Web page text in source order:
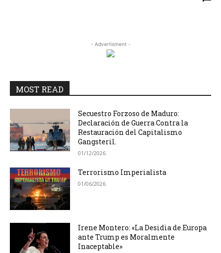
- Advertisment -
MOST READ
Secuestro Forzoso de Maduro:
Declaración de Guerra Contra la
Restauración del Capitalismo
Gangsteril.
01/12/2026
Terrorismo Imperialista
01/06/2026
Irene Montero: «La Desidia de Europa
ante Trump es Moralmente
Inaceptable»